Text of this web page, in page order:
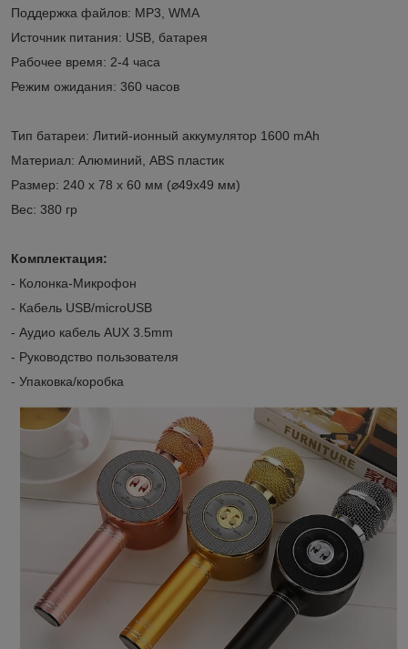
Поддержка файлов: MP3, WMA
Источник питания: USB, батарея
Рабочее время: 2-4 часа
Режим ожидания: 360 часов
Тип батареи: Литий-ионный аккумулятор 1600 mAh
Материал: Алюминий, ABS пластик
Размер: 240 х 78 х 60 мм (⌀49x49 мм)
Вес: 380 гр
Комплектация:
- Колонка-Микрофон
- Кабель USB/microUSB
- Аудио кабель AUX 3.5mm
- Руководство пользователя
- Упаковка/коробка